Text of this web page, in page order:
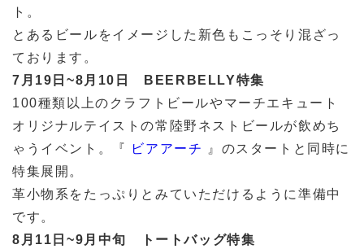
ト。
とあるビールをイメージした新色もこっそり混ざっ
ております。
7月19日~8月10日 BEERBELLY特集
100種類以上のクラフトビールやマーチエキュート
オリジナルテイストの常陸野ネストビールが飲めち
ゃうイベント。『
ビアアーチ
』のスタートと同時に
特集展開。
革小物系をたっぷりとみていただけるように準備中
です。
8月11日~9月中旬 トートバッグ特集